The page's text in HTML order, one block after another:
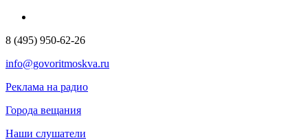
8 (495) 950-62-26
info@govoritmoskva.ru
Реклама на радио
Города вещания
Наши слушатели